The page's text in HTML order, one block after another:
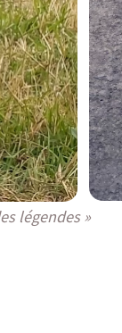
légendes »